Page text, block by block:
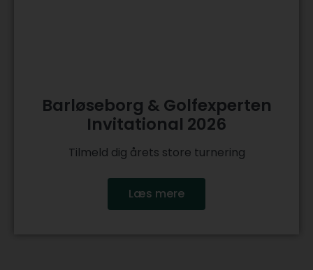
Barløseborg & Golfexperten
Invitational 2026
Tilmeld dig årets store turnering
Læs mere